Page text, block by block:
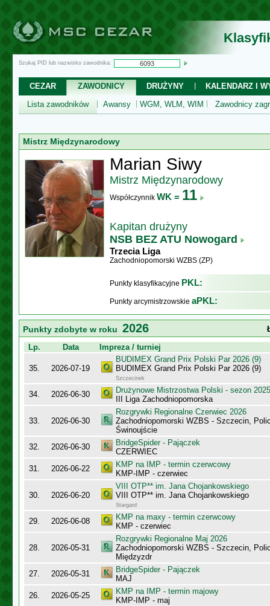
Szukaj PID lub nazwisko zawodnika:
CEZAR ZAWODNICY DRUŻYNY
KALENDARZ I
Lista zawodników
Awansy WGM, WLM, WIM Zawodnicy
Mistrz Międzynarodowy
Marian Siwy
Mistrz Międzynarodowy
Współczynnik WK = 11
Kapitan drużyny
NSB BEZ ATU Nowogard
Trzecia Liga
Zachodniopomorski WZBS (ZP)
Punkty klasyfikacyjne PKL:
Punkty arcymistrzowskie aPKL:
Punkty zdobyte w roku 2026
Lp.
Data Impreza / turniej
35. 2026-07-19
BUDIMEX Grand Prix Polski Par 2026 (9)
BUDIMEX Grand Prix Polski Par 2026 (9)
Szczecinek
34. 2026-06-30
Drużynowe Mistrzostwa Polski - sezon
III Liga Zachodniopomorska
33. 2026-06-30
Rozgrywki Regionalne Czerwiec 2026
Zachodniopomorski WZBS - Szczecin,
Świnoujście
32.
2026-06-30
BridgeSpider - Pajączek
CZERWIEC
31.
2026-06-22
KMP na IMP - termin czerwcowy
KMP-IMP - czerwiec
30. 2026-06-20
VIII OTP** im. Jana Chojankowskiego
VIII OTP** im. Jana Chojankowskiego
Stargard
29. 2026-06-08
KMP na maxy - termin czerwcowy
KMP - czerwiec
28. 2026-05-31
Rozgrywki Regionalne Maj 2026
Zachodniopomorski WZBS - Szczecin,
Międzyzdr
27.
2026-05-31
BridgeSpider - Pajączek
MAJ
26.
2026-05-25
KMP na IMP - termin majowy
KMP-IMP - maj